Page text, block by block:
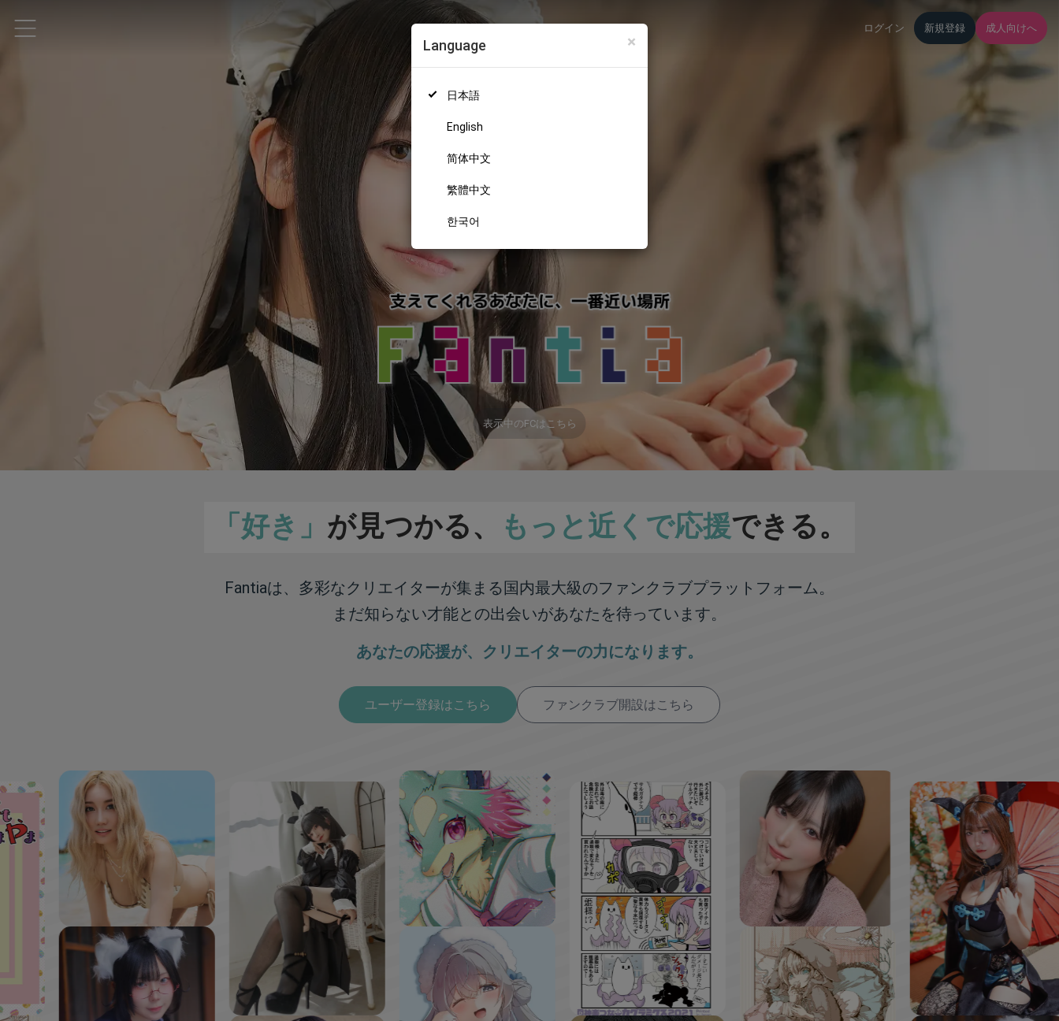
×
Language
日本語
English
简体中文
繁體中文
한국어
ログイン 新規登録 成人向けへ
表示中のFCはこちら
「好き」 が見つかる、 もっと近くで応援できる。
Fantiaは、多彩なクリエイターが集まる国内最大級のファンクラブプラットフォーム。
まだ知らない才能との出会いがあなたを待っています。
あなたの応援が、 クリエイターの力になります。
ユーザー登録はこちら ファンクラブ開設はこちら